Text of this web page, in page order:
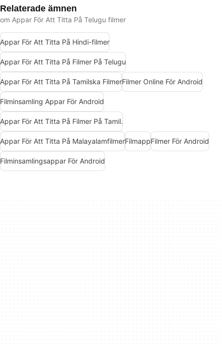
Relaterade ämnen
om Appar För Att Titta På Telugu filmer
Appar För Att Titta På Hindi-filmer
Appar För Att Titta På Filmer På Telugu
Appar För Att Titta På Tamilska FilmerFilmer Online För Android
Filminsamling Appar För Android
Appar För Att Titta På Filmer På Tamil.
Appar För Att Titta På MalayalamfilmerFilmappFilmer För Android
Filminsamlingsappar För Android